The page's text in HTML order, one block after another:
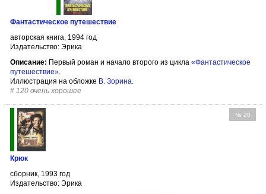
Фантастическое путешествие
авторская книга, 1994 год
Издательство: Эрика
Описание: Первый роман и начало второго из цикла «Фантастическое
путешествие».
Иллюстрация на обложке В. Зорина.
# 120 очень хорошее
№ 20
Крюк
сборник, 1993 год
Издательство: Эрика